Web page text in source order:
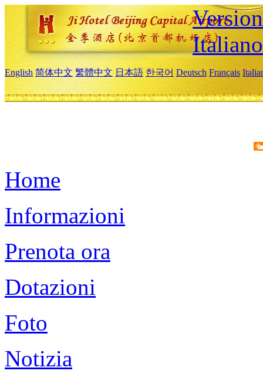
Italiano
English 简体中文 繁體中文 日本語 한국어 Deutsch Français
Home
Informazioni
Prenota ora
Dotazioni
Foto
Notizia